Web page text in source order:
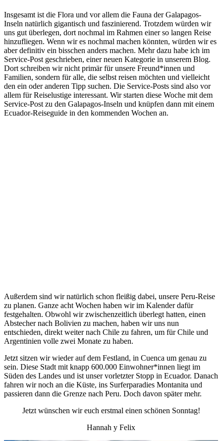
Insgesamt ist die Flora und vor allem die Fauna der Galapagos-
Inseln natürlich gigantisch und faszinierend. Trotzdem würden wir
uns gut überlegen, dort nochmal im Rahmen einer so langen Reise
hinzufliegen. Wenn wir es nochmal machen könnten, würden wir es
aber definitiv ein bisschen anders machen. Mehr dazu habe ich im
Service-Post geschrieben, einer neuen Kategorie in unserem Blog.
Dort schreiben wir nicht primär für unsere Freund*innen und
Familien, sondern für alle, die selbst reisen möchten und vielleicht
den ein oder anderen Tipp suchen. Die Service-Posts sind also vor
allem für Reiselustige interessant. Wir starten diese Woche mit dem
Service-Post zu den Galapagos-Inseln und knüpfen dann mit einem
Ecuador-Reiseguide in den kommenden Wochen an.
Außerdem sind wir natürlich schon fleißig dabei, unsere Peru-Reise
zu planen. Ganze acht Wochen haben wir im Kalender dafür
festgehalten. Obwohl wir zwischenzeitlich überlegt hatten, einen
Abstecher nach Bolivien zu machen, haben wir uns nun
entschieden, direkt weiter nach Chile zu fahren, um für Chile und
Argentinien volle zwei Monate zu haben.
Jetzt sitzen wir wieder auf dem Festland, in Cuenca um genau zu
sein. Diese Stadt mit knapp 600.000 Einwohner*innen liegt im
Süden des Landes und ist unser vorletzter Stopp in Ecuador. Danach
fahren wir noch an die Küste, ins Surferparadies Montanita und
passieren dann die Grenze nach Peru. Doch davon später mehr.
Jetzt wünschen wir euch erstmal einen schönen Sonntag!
Hannah y Felix